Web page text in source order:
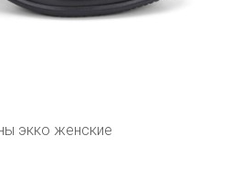
экко женские